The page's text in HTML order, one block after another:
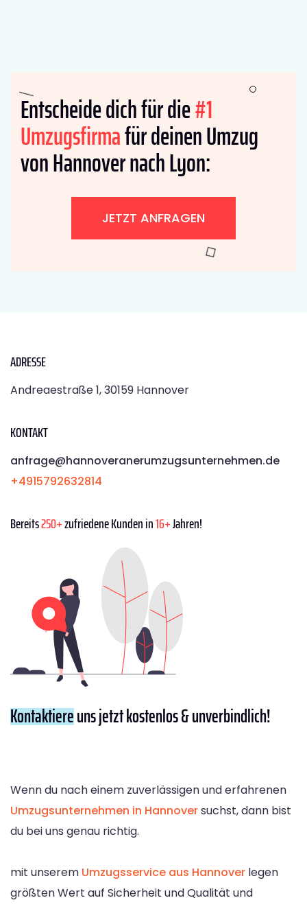
Entscheide dich für die#1
Umzugsfirmafür deinen Umzug
von Hannover nach Lyon:
JETZT ANFRAGEN
ADRESSE
Andreaestraße 1, 30159 Hannover
KONTAKT
anfrage@hannoveranerumzugsunternehmen.de
+4915792632814
Bereits250+zufriedene Kunden in16+Jahren!
Kontaktiereuns jetzt kostenlos & unverbindlich!
Wenn du nach einem zuverlässigen und erfahrenen
Umzugsunternehmen in Hannoversuchst, dann bist
du bei uns genau richtig.
mit unserem Umzugsservice aus Hannover legen
größten Wert auf Sicherheit und Qualität und